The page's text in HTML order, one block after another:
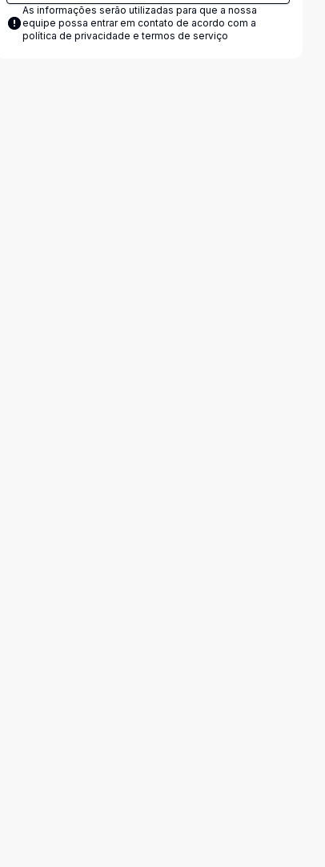
As informações serão utilizadas para que a nossa
equipe possa entrar em contato de acordo com a
política de privacidade e termos de serviço